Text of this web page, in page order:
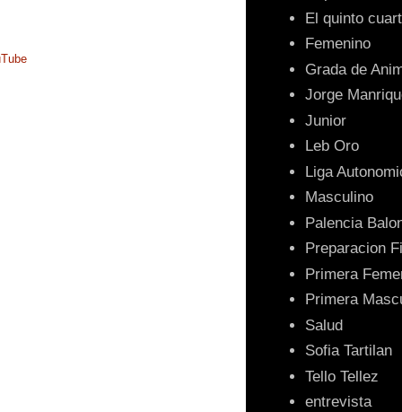
El quinto
Femenino
Grada de
Jorge
Junior
Leb Oro
Liga
Masculino
Palencia
Preparacion
Primera
Primera
Salud
Sofia Tartilan
Tello Tellez
entrevista